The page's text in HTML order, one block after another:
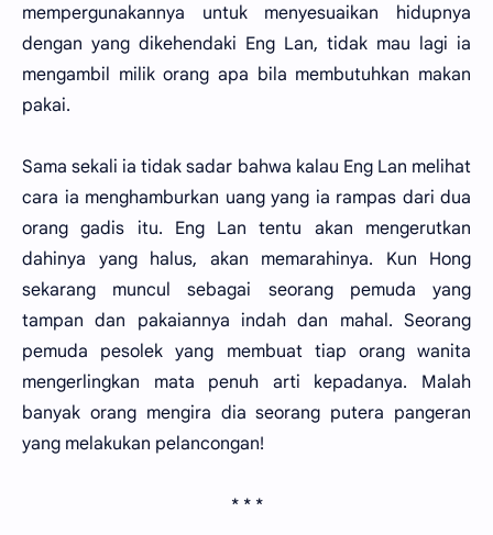
mempergunakannya untuk menyesuaikan hidupnya
dengan yang dikehendaki Eng Lan, tidak mau lagi ia
mengambil milik orang apa bila membutuhkan makan
pakai.
Sama sekali ia tidak sadar bahwa kalau Eng Lan melihat
cara ia menghamburkan uang yang ia rampas dari dua
orang gadis itu. Eng Lan tentu akan mengerutkan
dahinya yang halus, akan memarahinya. Kun Hong
sekarang muncul sebagai seorang pemuda yang
tampan dan pakaiannya indah dan mahal. Seorang
pemuda pesolek yang membuat tiap orang wanita
mengerlingkan mata penuh arti kepadanya. Malah
banyak orang mengira dia seorang putera pangeran
yang melakukan pelancongan!
* * *